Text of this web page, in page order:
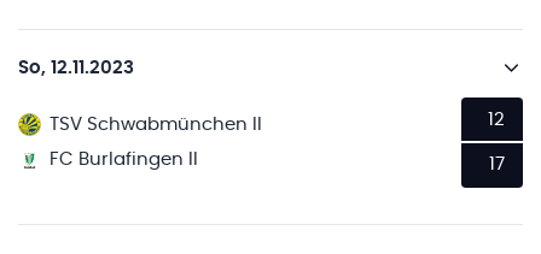
So, 12.11.2023
TSV Schwabmünchen II
FC Burlafingen II
12
17